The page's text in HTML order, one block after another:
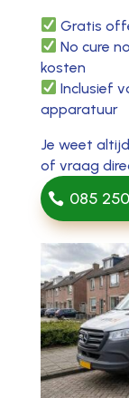
Gratis
No cure
kosten
Inclusief
apparatuur
Je weet
of vraag
085